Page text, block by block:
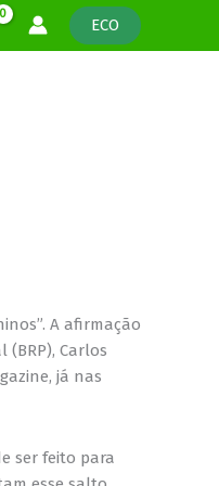
ECO
A afirmação
Carlos
já nas
ser feito para